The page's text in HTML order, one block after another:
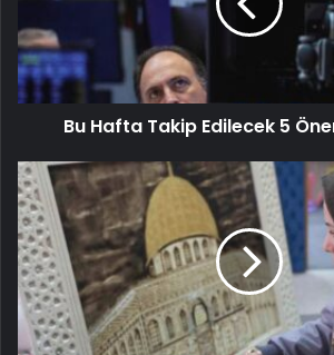
Bu Hafta Takip Edilecek 5